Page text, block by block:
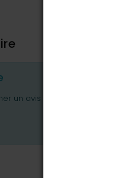
un avis ou poser des questions.